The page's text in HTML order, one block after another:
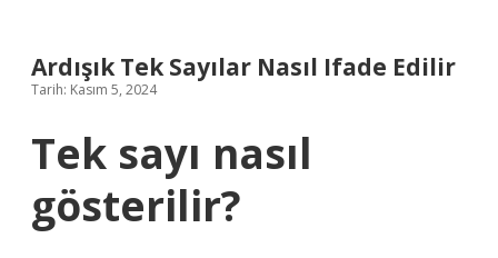
Ardışık Tek Sayılar Nasıl Ifade Edilir
Tarih: Kasım 5, 2024
Tek sayı nasıl
gösterilir?